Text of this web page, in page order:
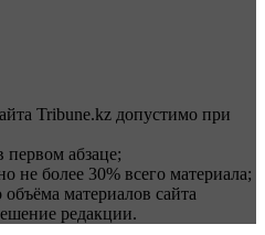
Tribune.kz допустимо при
абзаце;
не более 30% всего материала;
материалов сайта
редакции.